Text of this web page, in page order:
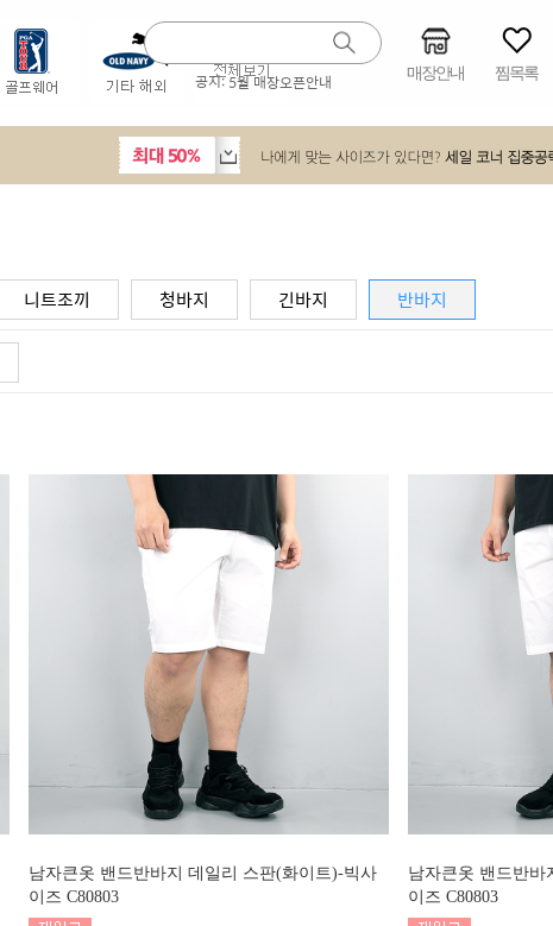
공지:5월 매장오픈안내 매장안내 찜목록
니트조끼 청바지 긴바지 반바지
남자큰옷 밴드반바지 데일리 스판(화이트)-빅사
이즈 C80803
남자큰옷 밴드반바
이즈 C80803